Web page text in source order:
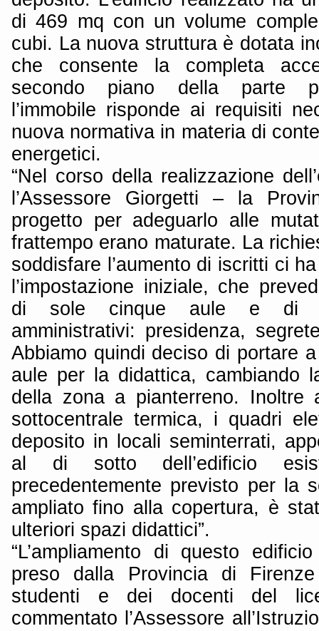
di 469 mq con un volume
cubi. La nuova struttura è dotata
che consente la completa
secondo piano della parte
l’immobile risponde ai requisiti
nuova normativa in materia di
energetici.
“Nel corso della realizzazione
l’Assessore Giorgetti – la
progetto per adeguarlo alle
frattempo erano maturate. La
soddisfare l’aumento di iscritti ci
l’impostazione iniziale, che
di sole cinque aule e di
amministrativi: presidenza,
Abbiamo quindi deciso di portare
aule per la didattica, cambiando
della zona a pianterreno. Inoltre
sottocentrale termica, i quadri
deposito in locali seminterrati,
al di sotto dell’edificio
precedentemente previsto per la
ampliato fino alla copertura, è
ulteriori spazi didattici”.
“L’ampliamento di questo
preso dalla Provincia di
studenti e dei docenti del
commentato l’Assessore